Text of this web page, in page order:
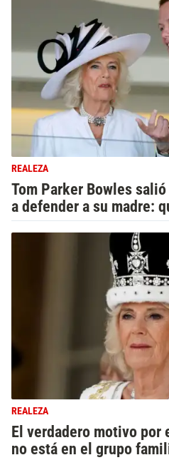
REALEZA
Tom Parker Bowles
a defender a su madre:
REALEZA
El verdadero motivo por
no está en el grupo